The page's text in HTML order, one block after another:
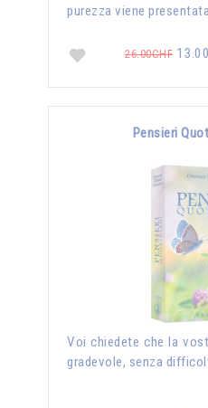
purezza viene
26.00CHF
Pensieri
Voi chiedete che la
gradevole, senza